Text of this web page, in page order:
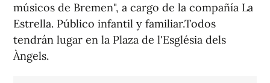
músicos de Bremen", a cargo de la compañía La
Estrella. Público infantil y familiar.Todos
tendrán lugar en la Plaza de l'Església dels
Àngels.